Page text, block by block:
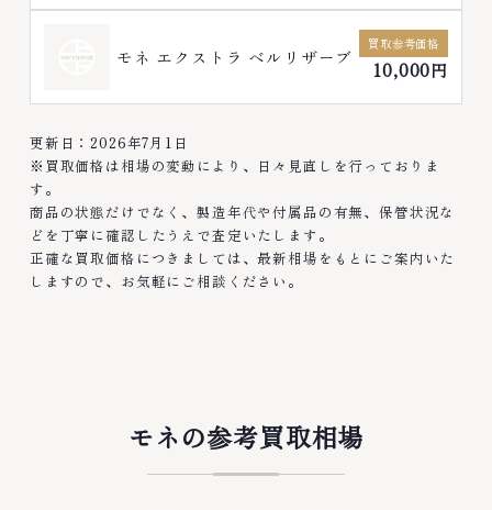
モネ エクストラ ベルリザーブ
買取参考価格
10,000円
更新日：2026年7月1日
※買取価格は相場の変動により、日々見直しを行っておりま
す。
商品の状態だけでなく、製造年代や付属品の有無、保管状況な
どを丁寧に確認したうえで査定いたします。
正確な買取価格につきましては、最新相場をもとにご案内いた
しますので、お気軽にご相談ください。
モネの参考買取相場